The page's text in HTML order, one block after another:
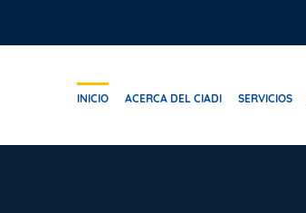
INICIO ACERCA DEL CIADI SERVICIOS